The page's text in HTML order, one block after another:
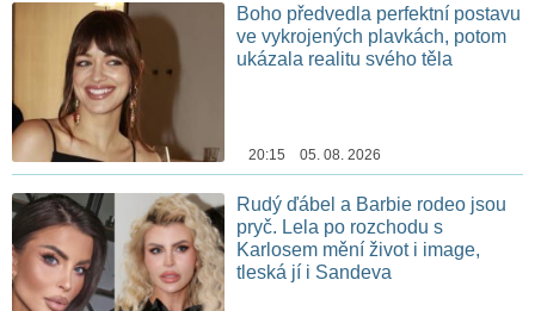
Boho předvedla perfektní postavu
ve vykrojených plavkách, potom
ukázala realitu svého těla
20:15 05. 08. 2026
Rudý ďábel a Barbie rodeo jsou
pryč. Lela po rozchodu s
Karlosem mění život i image,
tleská jí i Sandeva